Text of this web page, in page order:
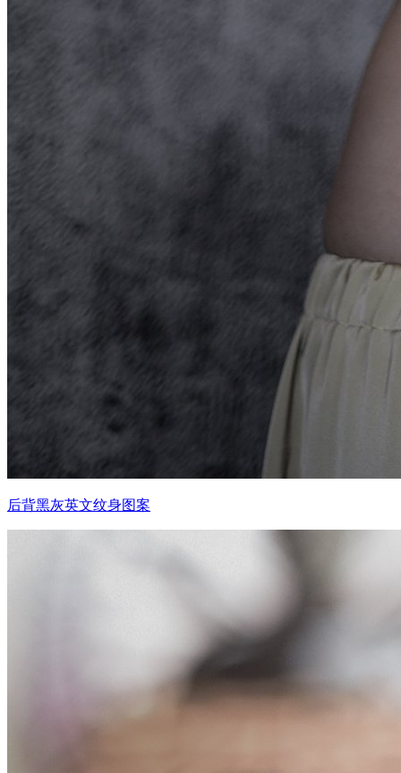
后背黑灰英文纹身图案